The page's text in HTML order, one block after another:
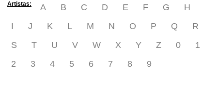
Artistas: A B C D E F G
H
I
J K L M N O P Q
R
S
T U V W X Y Z 0
1
2
3 4 5 6 7 8 9